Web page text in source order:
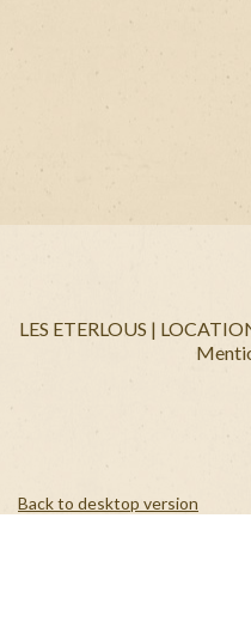
LES ETERLOUS |
Back to desktop version